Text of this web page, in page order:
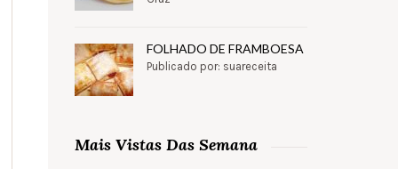
FOLHADO DE FRAMBOESA
Publicado por: suareceita
Mais Vistas Das Semana